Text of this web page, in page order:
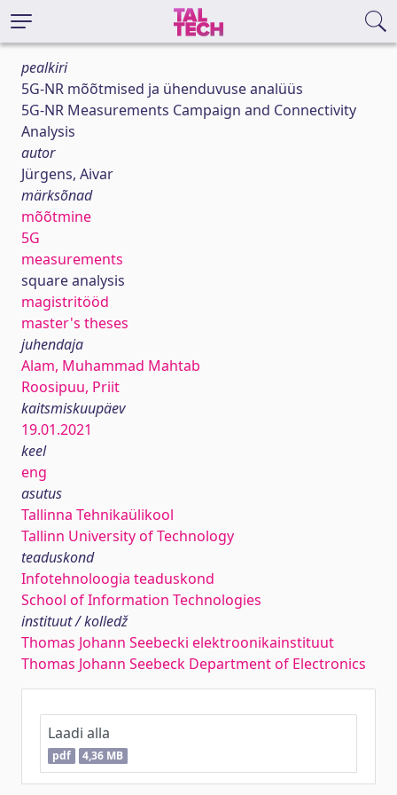
pealkiri
5G-NR mõõtmised ja ühenduvuse analüüs
5G-NR Measurements Campaign and Connectivity
Analysis
autor
Jürgens, Aivar
märksõnad
mõõtmine
5G
measurements
square analysis
magistritööd
master's theses
juhendaja
Alam, Muhammad Mahtab
Roosipuu, Priit
kaitsmiskuupäev
19.01.2021
keel
eng
asutus
Tallinna Tehnikaülikool
Tallinn University of Technology
teaduskond
Infotehnoloogia teaduskond
School of Information Technologies
instituut / kolledž
Thomas Johann Seebecki elektroonikainstituut
Thomas Johann Seebeck Department of Electronics
Laadi alla
pdf 4,36 MB